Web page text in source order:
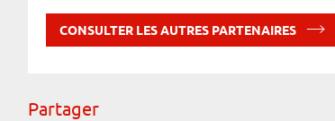
CONSULTER LES AUTRES PARTENAIRES
Partager